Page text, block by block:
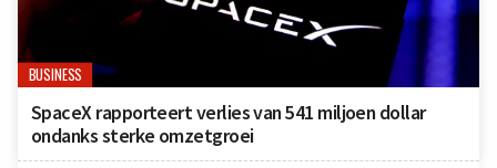
BUSINESS
SpaceX rapporteert verlies van 541 miljoen dollar
ondanks sterke omzetgroei